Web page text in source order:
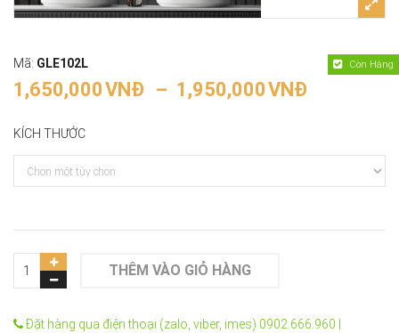
Mã: GLE102L
1,650,000VNĐ – 1,950,000VNĐ
Còn Hàng
KÍCH THƯỚC
THÊM VÀO GIỎ HÀNG
Đặt hàng qua điện thoại (zalo, viber, imes) 0902.666.960 |